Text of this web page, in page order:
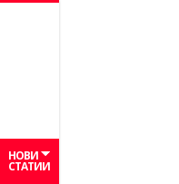
НОВИ
СТАТИИ